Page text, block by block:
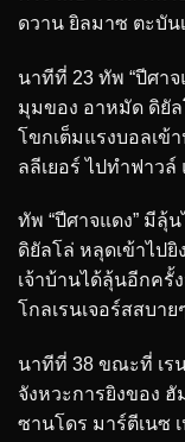
ดวาน ยิลมาซ ตะบัน
นาทีที่ 23 ทัพ “ปีศาจ
มุมของ อาหมัด ดิยัล
โขกเต็มแรงบอลเข้
ลลีเยอร์ ไปทำฟาว
ทัพ “ปีศาจแดง” มีลุ้
ดิยัลโล่ หลุดเข้าไป
เจ้าบ้านได้ลุ้นอีกครั้
โกลเรนเจอร์สสบาย
นาทีที่ 38 ขณะที่ เร
จังหวะการยิงของ
ซานโดร มาร์ตีเนซ